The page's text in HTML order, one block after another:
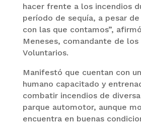
hacer frente a los incendios
período de sequía, a pesar
con las que contamos”,
Meneses, comandante de
Voluntarios.
Manifestó que cuentan con
humano capacitado y
combatir incendios de
parque automotor, aunque
encuentra en buenas